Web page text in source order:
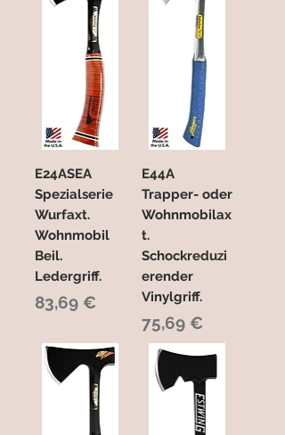
E24ASEA
Spezialserie
Wurfaxt.
Wohnmobil
Beil.
Ledergriff.
Preis
83,69 €
E44A
Trapper- oder
Wohnmobilax
t.
Schockreduzi
erender
Vinylgriff.
Preis
75,69 €